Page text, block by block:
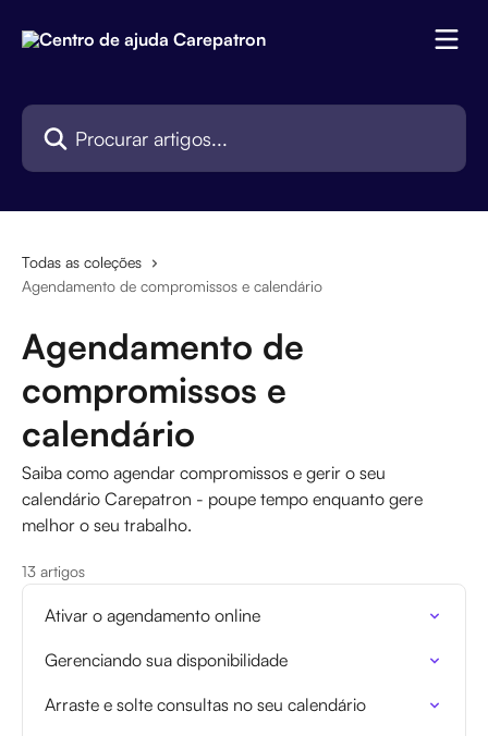
Procurar artigos...
Todas as coleções
Agendamento de compromissos e calendário
Agendamento de
compromissos e
calendário
Saiba como agendar compromissos e gerir o seu
calendário Carepatron - poupe tempo enquanto gere
melhor o seu trabalho.
13 artigos
Ativar o agendamento online
Gerenciando sua disponibilidade
Arraste e solte consultas no seu calendário